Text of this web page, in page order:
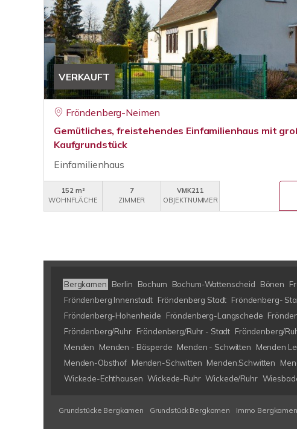
VERKAUFT
Fröndenberg-Neimen
Gemütliches, freistehendes Einfamilienhaus mit
Kaufgrundstück
Einfamilienhaus
152 m²
WOHNFLÄCHE
7
ZIMMER
VMK211
OBJEKTNUMMER
Bergkamen Berlin Bochum Bochum-Wattenscheid Bönen
Fröndenberg Innenstadt Fröndenberg Stadt Fröndenberg-
Fröndenberg-Hohenheide
Fröndenberg-Langschede
Fröndenberg/Ruhr Fröndenberg/Ruhr - Stadt Fröndenberg/
Menden
Menden - Bösperde Menden - Schwitten Menden
Menden-Obsthof Menden-Schwitten Menden.Schwitten
Wickede-Echthausen Wickede-Ruhr Wickede/Ruhr
Grundstücke Bergkamen Grundstück Bergkamen Immo Bergkamen